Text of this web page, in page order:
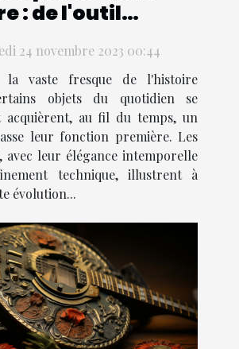
: de l'outil
24 novembre 2023 00:44
vaste fresque de l'histoire
objets du quotidien se
acquièrent, au fil du temps, un
leur fonction première. Les
avec leur élégance intemporelle
technique, illustrent à
évolution...